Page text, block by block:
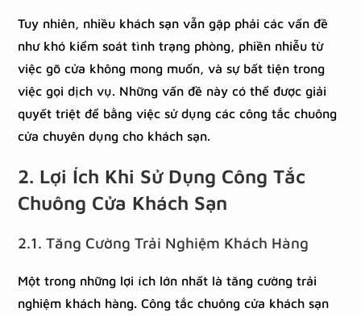
Tuy nhiên, nhiều khách sạn vẫn gặp phải các vấn đề
như khó kiểm soát tình trạng phòng, phiền nhiễu từ
việc gõ cửa không mong muốn, và sự bất tiện trong
việc gọi dịch vụ. Những vấn đề này có thể được giải
quyết triệt để bằng việc sử dụng các công tắc chuông
cửa chuyên dụng cho khách sạn.
2. Lợi Ích Khi Sử Dụng Công Tắc
Chuông Cửa Khách Sạn
2.1. Tăng Cường Trải Nghiệm Khách Hàng
Một trong những lợi ích lớn nhất là tăng cường trải
nghiệm khách hàng. Công tắc chuông cửa khách sạn